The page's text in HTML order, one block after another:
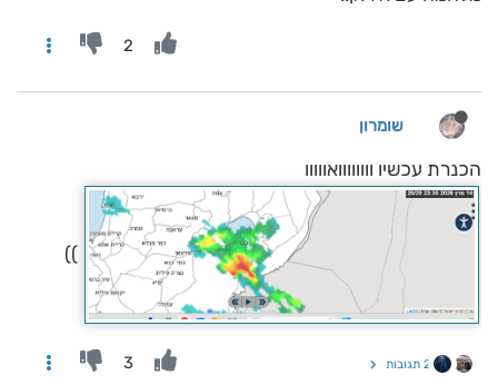
2
שומרון
הכנרת עכשיו וווווווואווווו
))
2 תגובות 3